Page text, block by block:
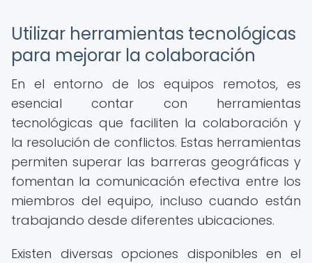
Utilizar herramientas tecnológicas
para mejorar la colaboración
En el entorno de los equipos remotos, es
esencial contar con herramientas
tecnológicas que faciliten la colaboración y
la resolución de conflictos. Estas herramientas
permiten superar las barreras geográficas y
fomentan la comunicación efectiva entre los
miembros del equipo, incluso cuando están
trabajando desde diferentes ubicaciones.
Existen diversas opciones disponibles en el